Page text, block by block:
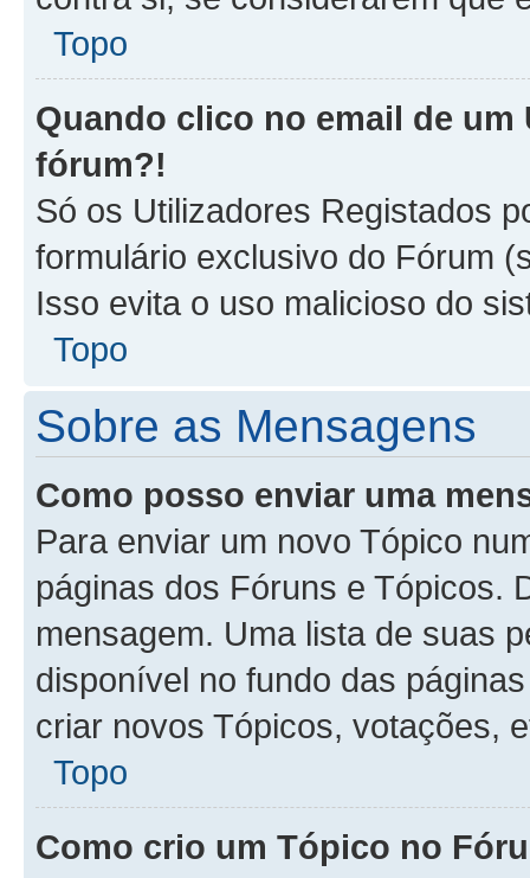
Topo
Quando clico no email de
fórum?!
Só os Utilizadores Registados
formulário exclusivo do Fórum
Isso evita o uso malicioso do
Topo
Sobre as Mensagens
Como posso enviar uma
Para enviar um novo Tópico
páginas dos Fóruns e Tópicos.
mensagem. Uma lista de suas
disponível no fundo das
criar novos Tópicos, votações,
Topo
Como crio um Tópico no